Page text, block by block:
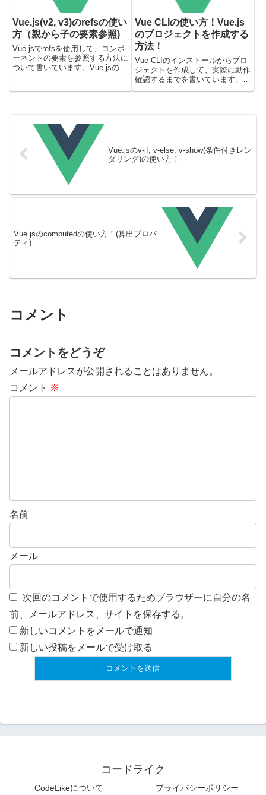
Vue.js(v2, v3)のrefsの使い
方（親から子の要素参照)
Vue.jsでrefsを使用して、コンポ
ーネントの要素を参照する方法に
ついて書いています。Vue.jsのバ
Vue CLIの使い方！Vue.js
のプロジェクトを作成する
方法！
Vue CLIのインストールからプロ
ジェクトを作成して、実際に動作
確認するまでを書いています。今
回はNode.jsをインストールした
Vue.jsのv-if, v-else, v-show(条件付きレン
ダリング)の使い方！
Vue.jsのcomputedの使い方！(算出プロパ
ティ)
コメント
コメントをどうぞ
メールアドレスが公開されることはありません。
コメント ※
名前
メール
次回のコメントで使用するためブラウザーに自分の名
前、メールアドレス、サイトを保存する。
新しいコメントをメールで通知
新しい投稿をメールで受け取る
コードライク
CodeLikeについて プライバシーポリシー